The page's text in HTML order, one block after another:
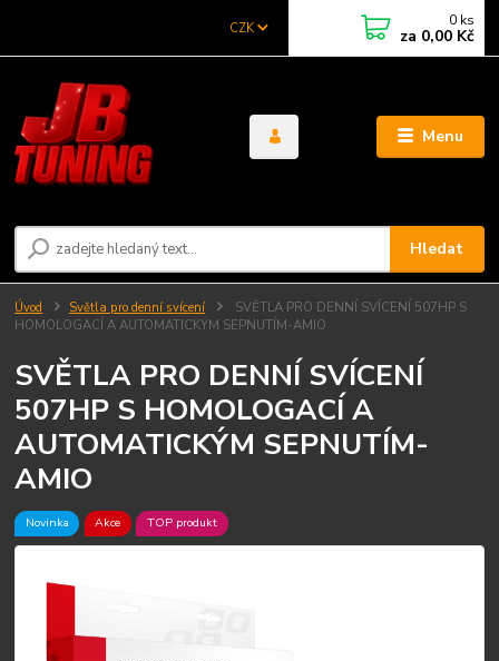
Menu
CZK
Hledat
0 ks
za 0,00 Kč
Úvod Světla pro denní svícení
SVĚTLA PRO DENNÍ SVÍCENÍ 507HP S
HOMOLOGACÍ A AUTOMATICKÝM SEPNUTÍM-AMIO
SVĚTLA PRO DENNÍ SVÍCENÍ
507HP S HOMOLOGACÍ A
AUTOMATICKÝM SEPNUTÍM-
AMIO
Novinka Akce TOP produkt